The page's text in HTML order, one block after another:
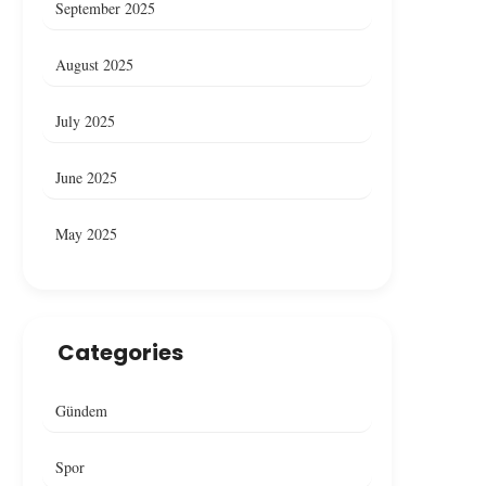
September 2025
August 2025
July 2025
June 2025
May 2025
Categories
Gündem
Spor